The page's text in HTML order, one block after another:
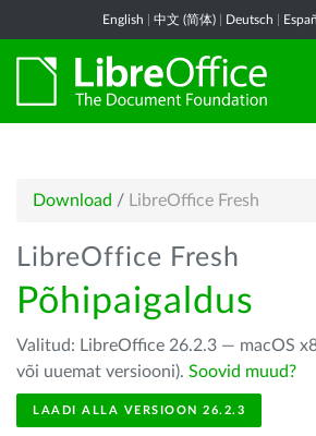
English 中文 (简体) Deutsch
Download / LibreOffice Fresh
LibreOffice Fresh
Põhipaigaldus
Valitud: LibreOffice 26.2.3 — macOS
või uuemat versiooni). Soovid muud?
LAADI ALLA VERSIOON 26.2.3